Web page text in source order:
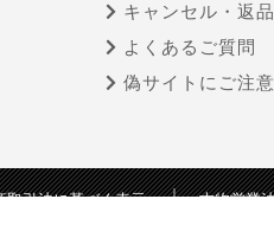
キャンセル・返
よくあるご質問
偽サイトにご注
取引法に基づく表示 古物営業